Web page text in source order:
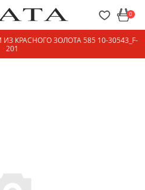
0
КРАСНОГО ЗОЛОТА 585 10-30543_F-
201